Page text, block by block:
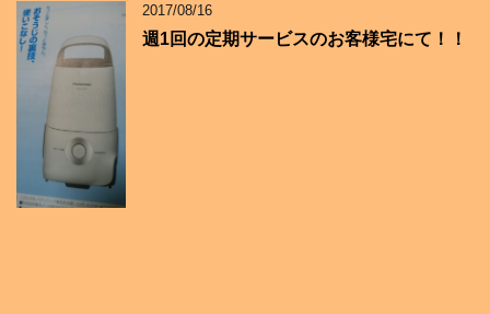
2017/08/16
週1回の定期サービスのお客様宅にて！！